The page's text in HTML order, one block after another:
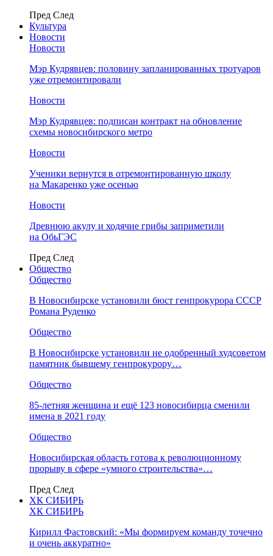
Пред След
Культура
Новости
Новости
Мэр Кудрявцев: половину запланированных тротуаров
уже отремонтировали
Новости
Мэр Кудрявцев: подписан контракт на обновление
схемы новосибирского метро
Новости
Ученики вернутся в отремонтированную школу
на Макаренко уже осенью
Новости
Древнюю акулу и ходячие грибы заприметили
на ОбьГЭС
Пред След
Общество
Общество
В Новосибирске установили бюст генпрокурора СССР
Романа Руденко
Общество
В Новосибирске установили не одобренный худсоветом
памятник бывшему генпрокурору…
Общество
85-летняя женщина и ещё 123 новосибирца сменили
имена в 2021 году
Общество
Новосибирская область готова к революционному
прорыву в сфере «умного строительства»…
Пред След
ХК СИБИРЬ
ХК СИБИРЬ
Кирилл Фастовский: «Мы формируем команду точечно
и очень аккуратно»